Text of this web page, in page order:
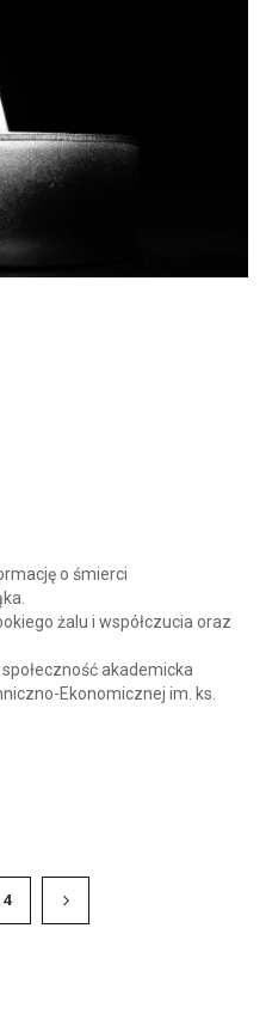
o śmierci
żalu i współczucia oraz
społeczność akademicka
Ekonomicznej im. ks.
4